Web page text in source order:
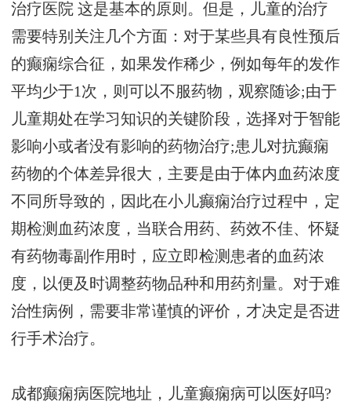
治疗医院 这是基本的原则。但是，儿童的治疗
需要特别关注几个方面：对于某些具有良性预后
的癫痫综合征，如果发作稀少，例如每年的发作
平均少于1次，则可以不服药物，观察随诊;由于
儿童期处在学习知识的关键阶段，选择对于智能
影响小或者没有影响的药物治疗;患儿对抗癫痫
药物的个体差异很大，主要是由于体内血药浓度
不同所导致的，因此在小儿癫痫治疗过程中，定
期检测血药浓度，当联合用药、药效不佳、怀疑
有药物毒副作用时，应立即检测患者的血药浓
度，以便及时调整药物品种和用药剂量。对于难
治性病例，需要非常谨慎的评价，才决定是否进
行手术治疗。
成都癫痫病医院地址，儿童癫痫病可以医好吗?